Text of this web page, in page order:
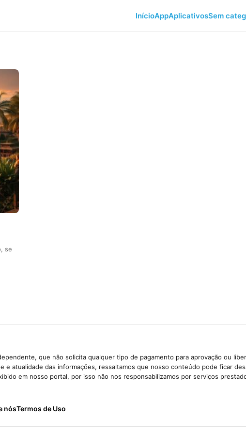
InícioAppAplicativosSem
se
que não solicita qualquer tipo de pagamento para aprovação ou
e atualidade das informações, ressaltamos que nosso conteúdo pode ficar
em nosso portal, por isso não nos responsabilizamos por serviços
nósTermos de Uso